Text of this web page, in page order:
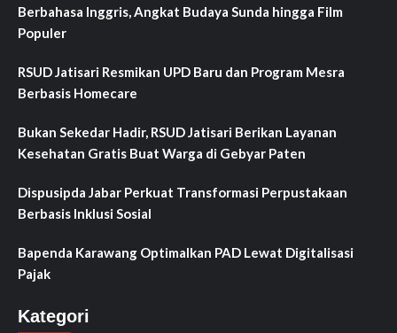
Berbahasa Inggris, Angkat Budaya Sunda hingga Film
Populer
RSUD Jatisari Resmikan UPD Baru dan Program Mesra
Berbasis Homecare
Bukan Sekedar Hadir, RSUD Jatisari Berikan Layanan
Kesehatan Gratis Buat Warga di Gebyar Paten
Dispusipda Jabar Perkuat Transformasi Perpustakaan
Berbasis Inklusi Sosial
Bapenda Karawang Optimalkan PAD Lewat Digitalisasi
Pajak
Kategori